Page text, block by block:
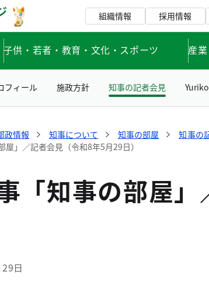
組織情報 採用情報
子供・若者・教育・文化・スポーツ 産
フィール 施政方針 知事の記者会見
政情報 知事について 知事の部屋 知事の
屋」／記者会見（令和8年5月29日）
「知事の部屋
日